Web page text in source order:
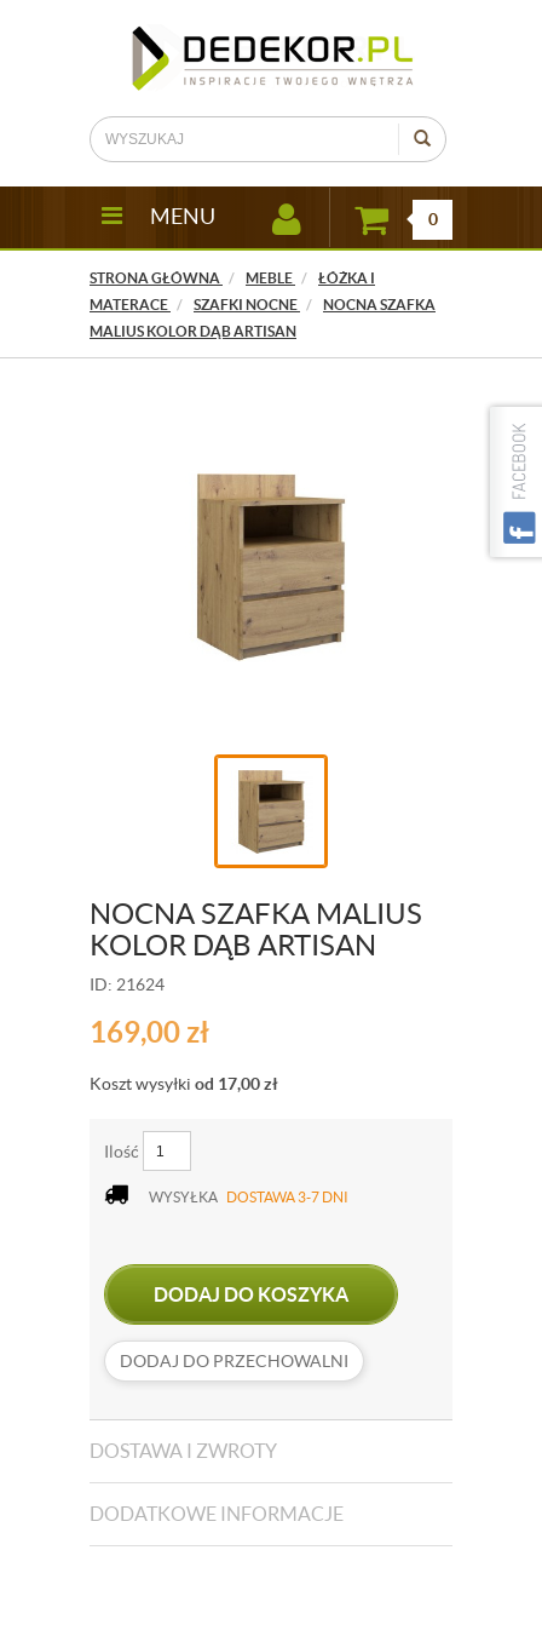
MENU 0
STRONA GŁÓWNA MEBLE
ŁÓŻKA I
MATERACE
SZAFKI NOCNE
NOCNA SZAFKA
MALIUS KOLOR DĄB ARTISAN
NOCNA SZAFKA MALIUS
KOLOR DĄB ARTISAN
ID: 21624
169,00zł
Koszt wysyłki od 17,00zł
Ilość
WYSYŁKA DOSTAWA 3-7 DNI
DODAJ DO KOSZYKA
DODAJ DO PRZECHOWALNI
DOSTAWA I ZWROTY
DODATKOWE INFORMACJE